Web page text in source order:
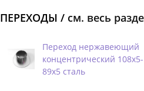
ПЕРЕХОДЫ / см. весь
Переход нержавеющий
концентрический 108х5-
89х5 сталь